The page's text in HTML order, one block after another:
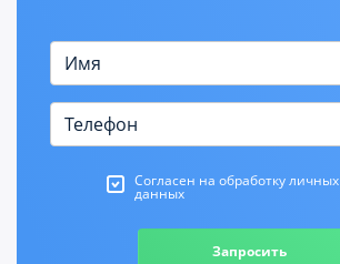
Согласен на обработку личных
данных
Запросить